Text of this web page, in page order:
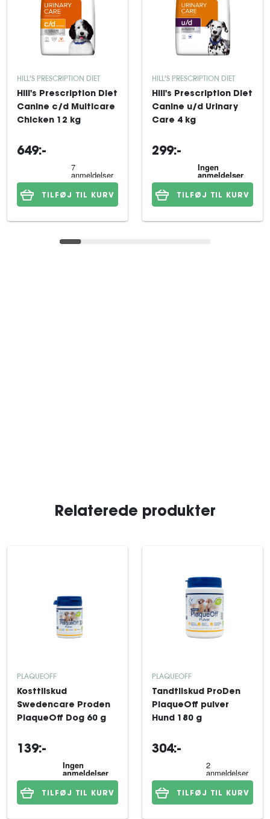
HILL'S PRESCRIPTION DIET
Hill's Prescription Diet
Canine c/d Multicare
Chicken 12 kg
649:-
TILFØJ TIL KURV
HILL'S PRESCRIPTION DIET
Hill's Prescription Diet
Canine u/d Urinary
Care 4 kg
299:-
TILFØJ TIL KURV
Relaterede produkter
PLAQUEOFF
Kosttilskud
Swedencare Proden
PlaqueOff Dog 60 g
139:-
TILFØJ TIL KURV
PLAQUEOFF
Tandtilskud ProDen
PlaqueOff pulver
Hund 180 g
304:-
TILFØJ TIL KURV